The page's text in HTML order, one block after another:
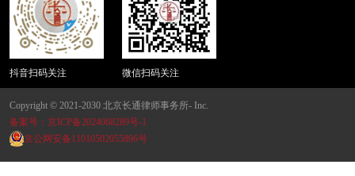
抖音扫码关注 微信扫码关注
Copyright © 2021-2030 北京长通律师事务所- Inc.
备案号：京ICP备2024068289号-1
京公网安备11010502055896号